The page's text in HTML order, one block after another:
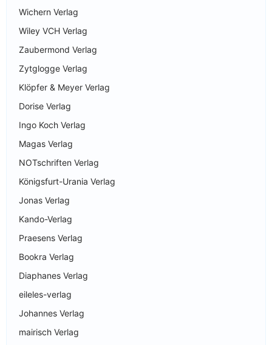
Wichern Verlag
Wiley VCH Verlag
Zaubermond Verlag
Zytglogge Verlag
Klöpfer & Meyer Verlag
Dorise Verlag
Ingo Koch Verlag
Magas Verlag
NOTschriften Verlag
Königsfurt-Urania Verlag
Jonas Verlag
Kando-Verlag
Praesens Verlag
Bookra Verlag
Diaphanes Verlag
eileles-verlag
Johannes Verlag
mairisch Verlag